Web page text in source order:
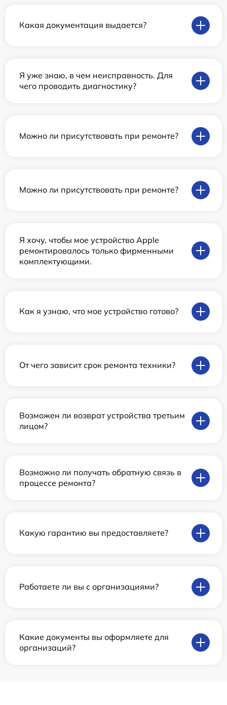
Какая документация выдается?
Я уже знаю, в чем неисправность. Для
чего проводить диагностику?
Можно ли присутствовать при ремонте?
Можно ли присутствовать при ремонте?
Я хочу, чтобы мое устройство Apple
ремонтировалось только фирменными
комплектующими.
Как я узнаю, что мое устройство готово?
От чего зависит срок ремонта техники?
Возможен ли возврат устройства третьим
лицом?
Возможно ли получать обратную связь в
процессе ремонта?
Какую гарантию вы предоставляете?
Работаете ли вы с организациями?
Какие документы вы оформляете для
организаций?